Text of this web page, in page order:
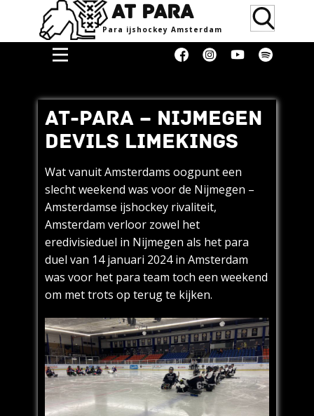
AT PARA
Para ijsho​ckey Amsterdam
Doneren
Media &
Erkenning
Supporters
Women
Over
Blog
Contact
Donaties
AT-PARA – NIJMEGEN
DEVILS LIMEKINGS
Wat vanuit Amsterdams oogpunt een
slecht weekend was voor de Nijmegen –
Amsterdamse ijshockey rivaliteit,
Amsterdam verloor zowel het
eredivisieduel in Nijmegen als het para
duel van 14 januari 2024 in Amsterdam
was voor het para team toch een weekend
om met trots op terug te kijken.